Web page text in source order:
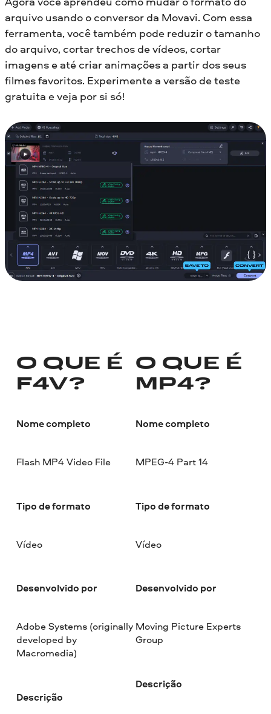
arquivo usando o conversor da Movavi. Com essa
ferramenta, você também pode reduzir o tamanho
do arquivo, cortar trechos de vídeos, cortar
imagens e até criar animações a partir dos seus
filmes favoritos. Experimente a versão de teste
gratuita e veja por si só!
O QUE É
F4V?
Nome completo
Flash MP4 Video File
Tipo de formato
Vídeo
Desenvolvido por
Adobe Systems (originally
developed by
Macromedia)
Descrição
O QUE É
MP4?
Nome completo
MPEG-4 Part 14
Tipo de formato
Vídeo
Desenvolvido por
Moving Picture Experts
Group
Descrição